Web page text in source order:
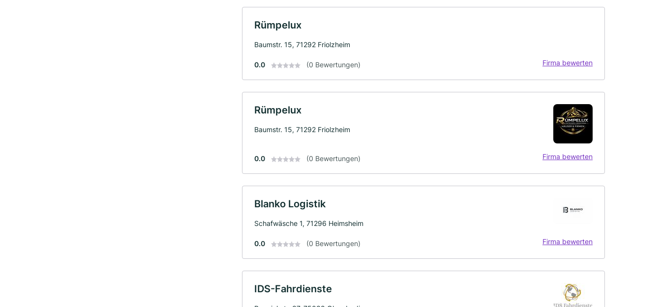
Rümpelux
Baumstr. 15, 71292 Friolzheim
0.0 (0 Bewertungen) Firma bewerten
Rümpelux
Baumstr. 15, 71292 Friolzheim
0.0 (0 Bewertungen) Firma bewerten
Blanko Logistik
Schafwäsche 1, 71296 Heimsheim
0.0 (0 Bewertungen) Firma bewerten
IDS-Fahrdienste